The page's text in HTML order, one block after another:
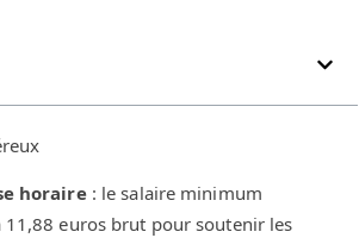
horaire: le salaire minimum
11,88 euros brut pour soutenir les